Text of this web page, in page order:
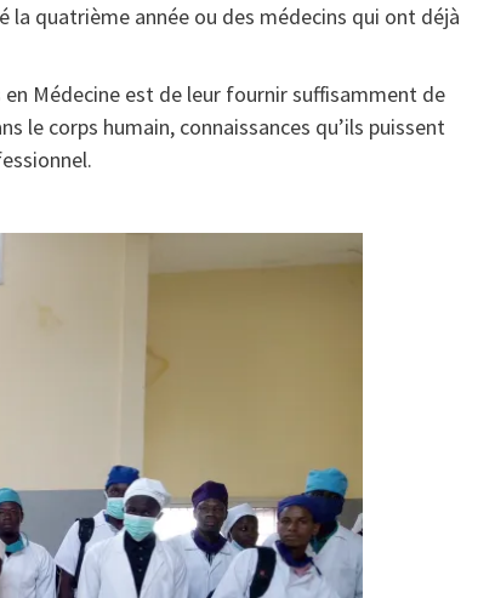
quatrième année ou des médecins qui ont déjà
Médecine est de leur fournir suffisamment de
le corps humain, connaissances qu’ils puissent